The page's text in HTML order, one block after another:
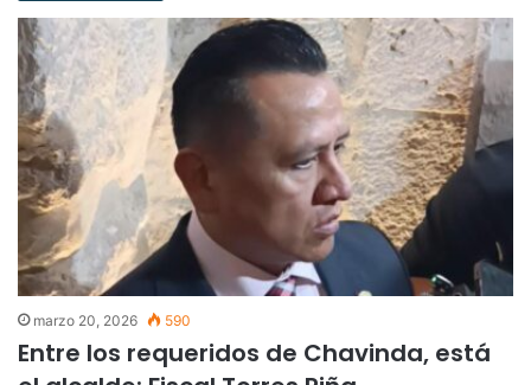
marzo 20, 2026 590
Entre los requeridos de Chavinda, está